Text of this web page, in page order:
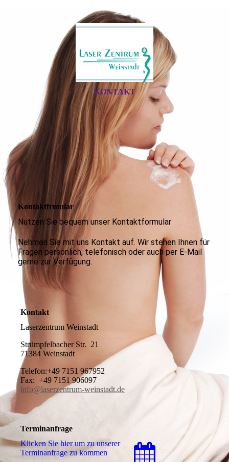
KONTAKT
Kontaktfrmular
Nutzen Sie bequem unser Kontaktformular
Nehmen Sie mit uns Kontakt auf. Wir stehen Ihnen für
Fragen persönlich, telefonisch oder auch per E-Mail
gerne zur Verfügung.
Kontakt
Laserzentrum Weinstadt
Strümpfelbacher Str. 21
71384 Weinstadt
Telefon:+49 7151 967952
Fax: +49 7151 906097
info@laserzentrum-weinstadt.de
Terminanfrage
Klicken Sie hier um zu unserer
Terminanfrage zu kommen